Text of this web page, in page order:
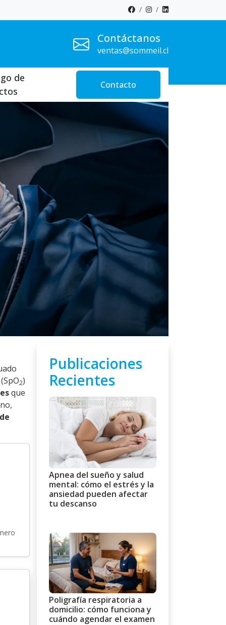
Contáctanos
ventas@sommeil.cl
de
Contacto
(SpO2)
que
Publicaciones
Recientes
Apnea del sueño y salud
mental: cómo el estrés y la
ansiedad pueden afectar
tu descanso
Poligrafía respiratoria a
domicilio: cómo funciona y
cuándo agendar el examen